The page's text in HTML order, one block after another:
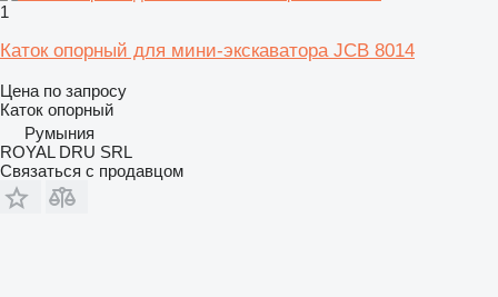
1
Каток опорный для мини-экскаватора JCB 8014
Цена по запросу
Каток опорный
Румыния
ROYAL DRU SRL
Связаться с продавцом